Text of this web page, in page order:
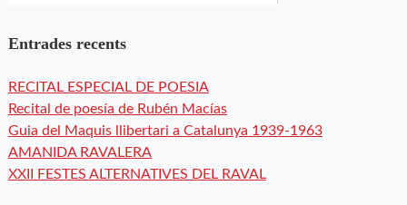
Entrades recents
RECITAL ESPECIAL DE POESIA
Recital de poesía de Rubén Macías
Guia del Maquis llibertari a Catalunya 1939-1963
AMANIDA RAVALERA
XXII FESTES ALTERNATIVES DEL RAVAL